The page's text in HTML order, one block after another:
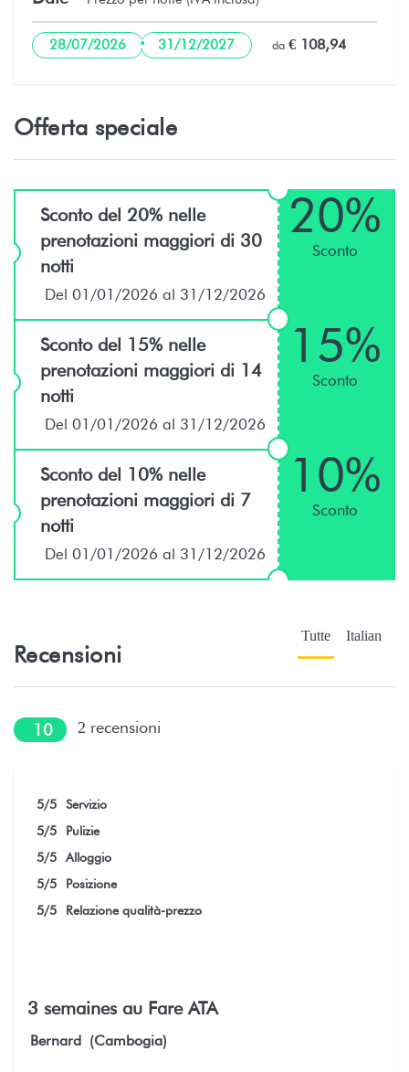
Supermercato - Super U Tamanu
Punaauia, Puna'auia, Polynésie fran
14,9 km
Puna'auia, Polynésie française
Rohotu, Paea, Polynésie français
Fiume - Cascades de Faarumai, Hitiaa O
Te Ra, Polynésie française
23,6 km
Spiaggia di sabbia - Taharuu Beach,
Papara, Polynésie française
Spiaggia di sabbia - Atimaono
Park/Beach, Papara, Polynésie française
Campo da Golf - Golf Atimaono Tahiti,
Allée des Mombins, Papara, Polynésie
française
Fiume - Jardin d'Eau de Vaipahi, Teva I
Uta, Polynésie fra
49 km
Spiaggia di sabbia - Spot de surf
72,6 km
28/07/2026 · 31/12/2027 da € 108,94
Offerta speciale
Sconto del 20% nelle
prenotazioni maggiori di 30
notti
Del 01/01/2026 al 31/12/2026
20%
Sconto
Sconto del 15% nelle
prenotazioni maggiori di 14
notti
Del 01/01/2026 al 31/12/2026
15%
Sconto
Sconto del 10% nelle
prenotazioni maggiori di 7
notti
Del 01/01/2026 al 31/12/2026
10%
Sconto
Recensioni
10 2 recensioni
Tutte Italian
5/5
Servizio
5/5
Pulizie
5/5
Alloggio
5/5
Posizione
5/5 Relazione qualità-prezzo
3 semaines au Fare ATA
Bernard (Cambogia)